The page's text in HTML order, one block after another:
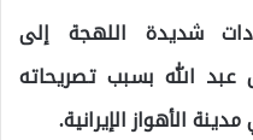
شديدة اللهجة إلى
عبد الله بسبب تصريحاته
الأهواز الإيرانية.